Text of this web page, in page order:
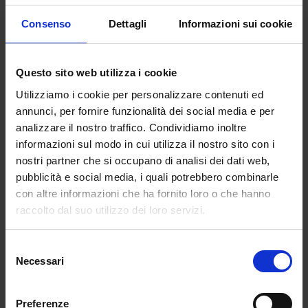
Consenso Dettagli Informazioni sui cookie
Questo sito web utilizza i cookie
Utilizziamo i cookie per personalizzare contenuti ed
annunci, per fornire funzionalità dei social media e per
analizzare il nostro traffico. Condividiamo inoltre
informazioni sul modo in cui utilizza il nostro sito con i
nostri partner che si occupano di analisi dei dati web,
pubblicità e social media, i quali potrebbero combinarle
con altre informazioni che ha fornito loro o che hanno
raccolto dal suo utilizzo dei loro servizi.
delNecessari
Preferenze
fasce che percorrono abiti e top e strutture
tridimensionali simili a origami si palesano come
braccia che stringonoil corpo in una stretta
grafica, Alberto ha inoltre creato stampe dal gusto
rigoroso nonché preziosi ricami in cristalli.
In un momento storico in cui il concetto diwomen
empowermentè sempre più risonante anche grazie
a movimenti sostenuti da hashtag quali #Metoo e
#Timesup, lo stilistaSergei Grinkoha dato un titolo
eloquente a collezione e sfilata: “That’senough!
Stop violenceagainstwomen”.
Senza distinzione né tra Paesi né tra classi sociali,
violazioni dei diritti umani più diffuse al mondo: